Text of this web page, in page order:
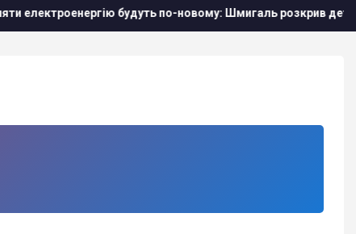
електроенергію будуть по-новому: Шмигаль розкрив деталі